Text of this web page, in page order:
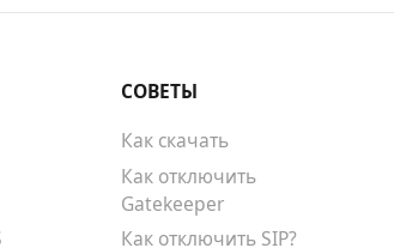
СОВЕТЫ
Как скачать
Как отключить
Gatekeeper
Как отключить SIP?